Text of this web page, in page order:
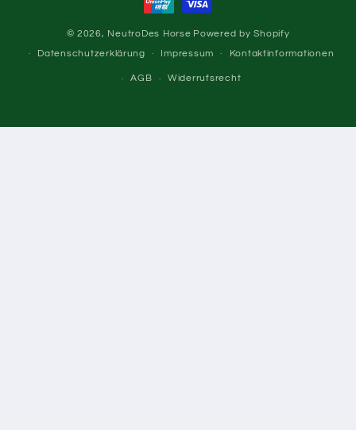
© 2026, NeutroDes Horse Powered by Shopify
Datenschutzerklärung Impressum Kontaktinformationen
AGB Widerrufsrecht